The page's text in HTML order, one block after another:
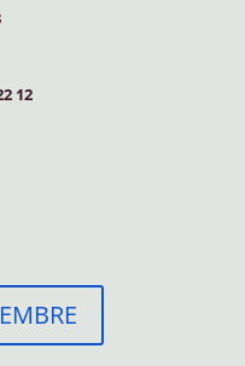
12